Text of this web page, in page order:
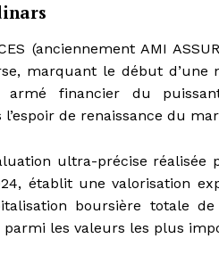
(anciennement AMI
marquant le début
armé financier du
de renaissance du
ultra-précise
établit une valorisation
boursière totale
les valeurs les plus